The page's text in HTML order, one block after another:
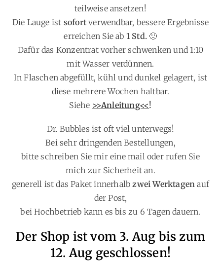
teilweise ansetzen!
Die Lauge ist sofortverwendbar, bessere Ergebnisse
erreichen Sie ab 1 Std. 🙂
Dafür das Konzentrat vorher schwenken und 1:10
mit Wasser verdünnen.
In Flaschen abgefüllt, kühl und dunkel gelagert, ist
diese mehrere Wochen haltbar.
Siehe >>Anleitung<<!
Dr. Bubbles ist oft viel unterwegs!
Bei sehr dringenden Bestellungen,
bitte schreiben Sie mir eine mail oder rufen Sie
mich zur Sicherheit an.
generell ist das Paket innerhalbzwei Werktagen auf
der Post,
bei Hochbetrieb kann es bis zu 6 Tagen dauern.
Der Shop ist vom 3. Aug bis zum
12. Aug geschlossen!